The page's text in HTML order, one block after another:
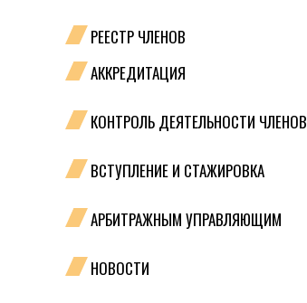
РЕЕСТР ЧЛЕНОВ
АККРЕДИТАЦИЯ
КОНТРОЛЬ ДЕЯТЕЛЬНОСТИ ЧЛЕНОВ
ВСТУПЛЕНИЕ И СТАЖИРОВКА
АРБИТРАЖНЫМ УПРАВЛЯЮЩИМ
НОВОСТИ